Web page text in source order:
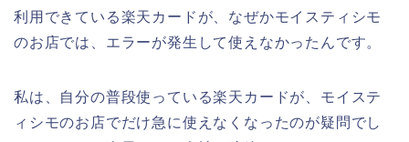
利用できている楽天カードが、なぜかモイスティシモ
のお店では、エラーが発生して使えなかったんです。
私は、自分の普段使っている楽天カードが、モイステ
ィシモのお店でだけ急に使えなくなったのが疑問でし